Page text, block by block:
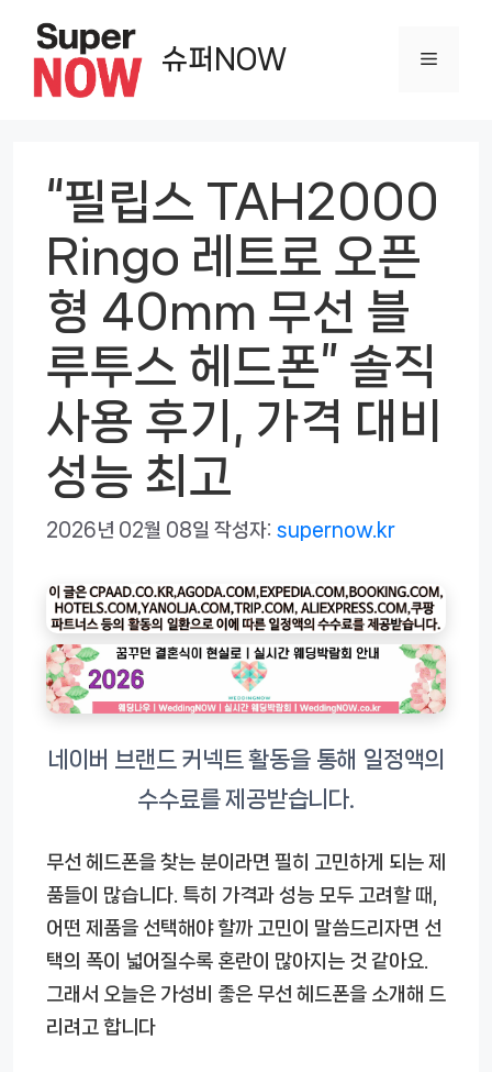
슈퍼NOW 메
“필립스 TAH2000
Ringo 레트로 오픈
형 40mm 무선 블
루투스 헤드폰” 솔직
사용 후기, 가격 대비
성능 최고
2026년 02월 08일 작성자: supernow.kr
무선 헤드폰을 찾는 분이라면 필히 고민하게 되는 제
품들이 많습니다. 특히 가격과 성능 모두 고려할 때,
어떤 제품을 선택해야 할까 고민이 말씀드리자면 선
택의 폭이 넓어질수록 혼란이 많아지는 것 같아요.
그래서 오늘은 가성비 좋은 무선 헤드폰을 소개해 드
리려고 합니다